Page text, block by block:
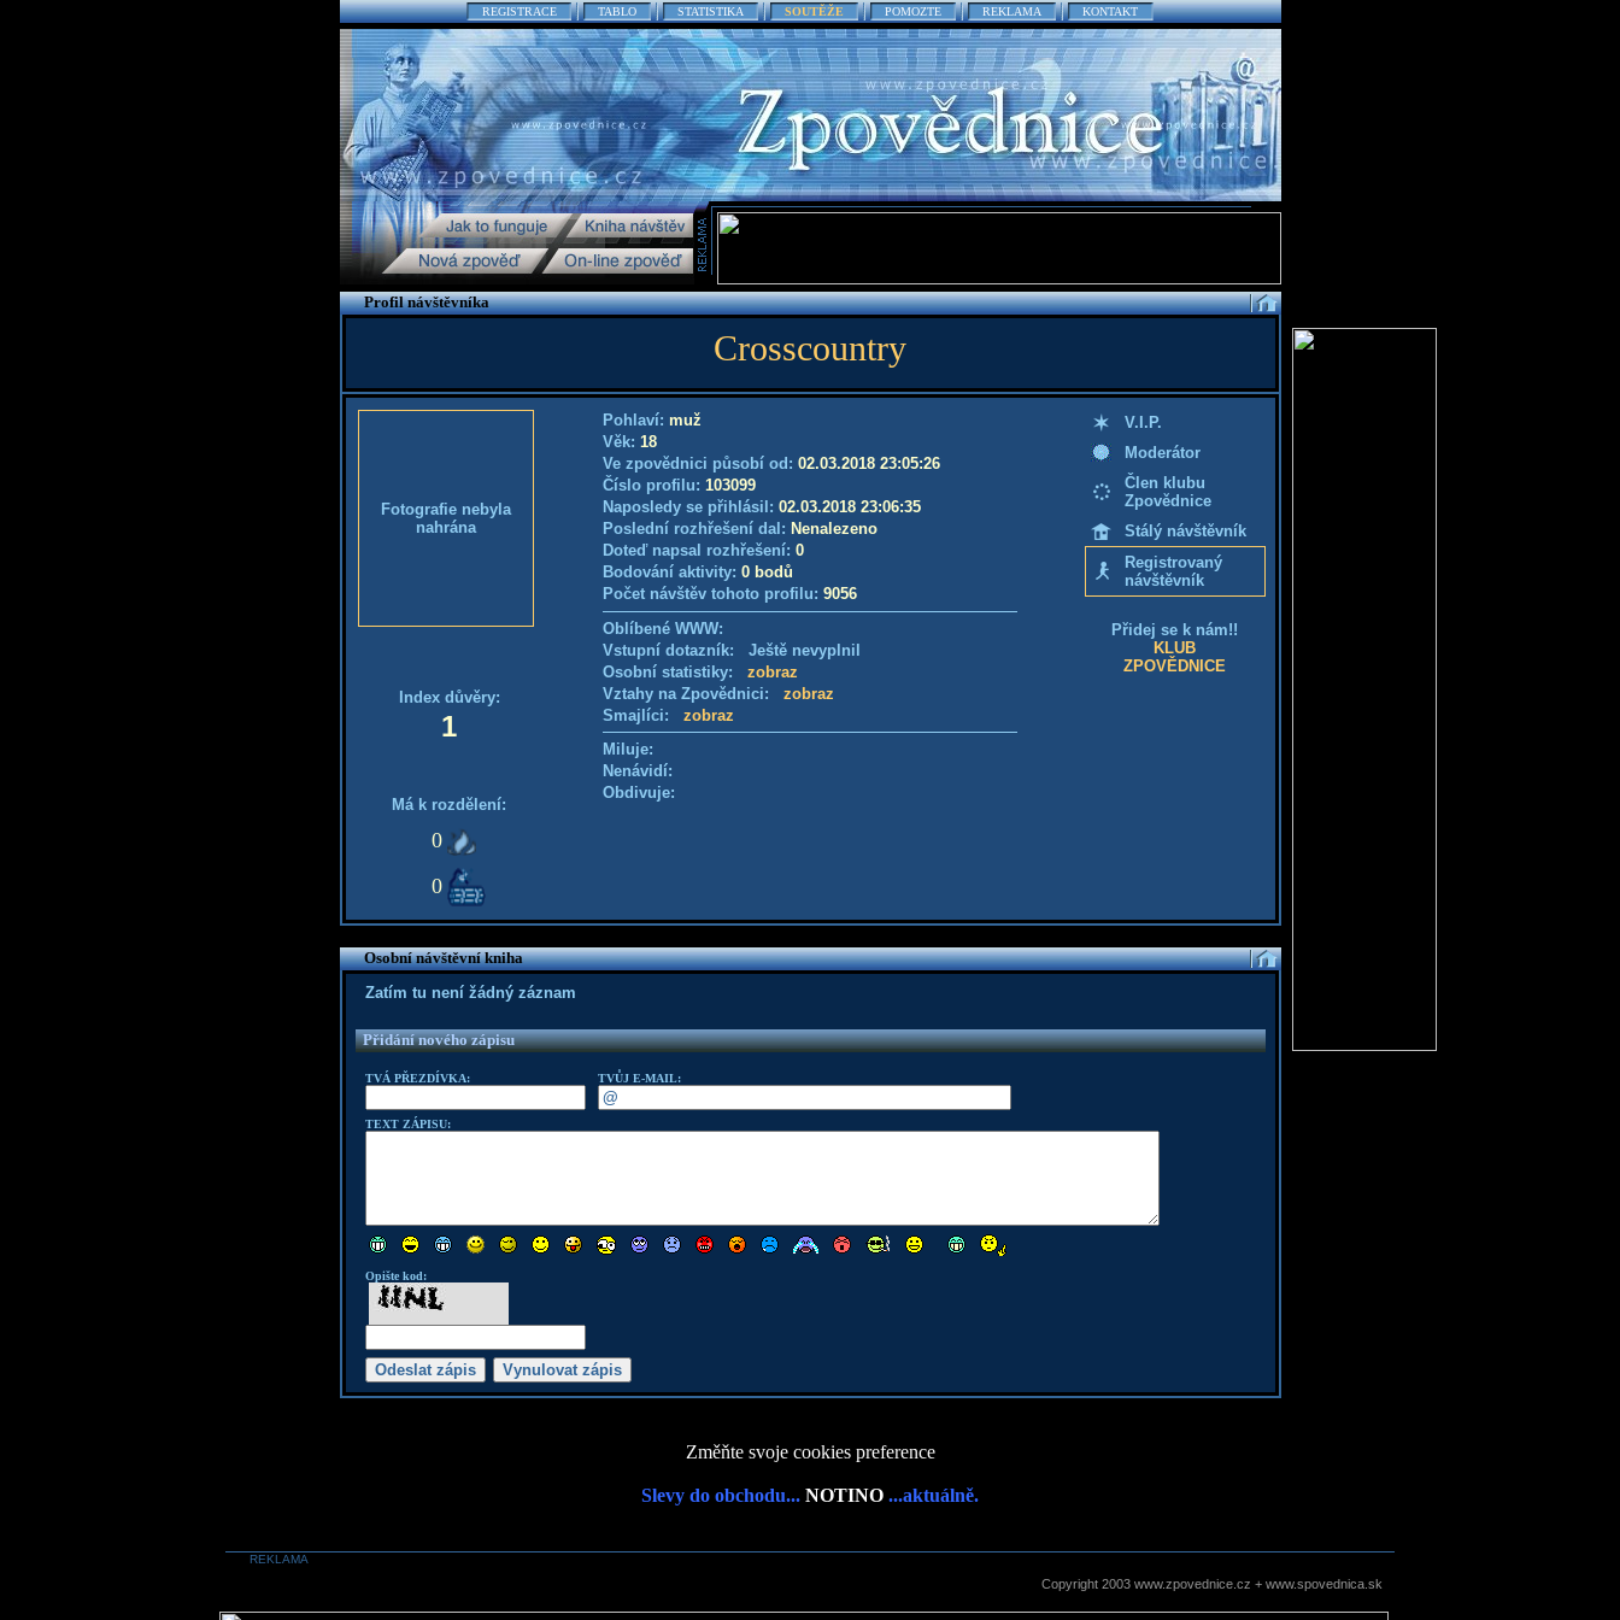
REGISTRACE TABLO STATISTIKA SOUTĚŽE POMOZTE REKLAMA KONTAKT
Profil návštěvníka
Crosscountry
Fotografie nebyla
nahrána
Index důvěry:
1
Má k rozdělení:
0
0
Pohlaví: muž
Věk: 18
Ve zpovědnici působí od: 02.03.2018 23:05:26
Číslo profilu: 103099
Naposledy se přihlásil: 02.03.2018 23:06:35
Poslední rozhřešení dal: Nenalezeno
Doteď napsal rozhřešení: 0
Bodování aktivity: 0 bodů
Počet návštěv tohoto profilu: 9056
Oblíbené WWW:
Vstupní dotazník: Ještě nevyplnil
Osobní statistiky: zobraz
Vztahy na Zpovědnici: zobraz
Smajlíci: zobraz
Miluje:
Nenávidí:
Obdivuje:
V.I.P.
Moderátor
Člen klubu
Zpovědnice
Stálý návštěvník
Registrovaný
návštěvník
Přidej se k nám!!
KLUB
ZPOVĚDNICE
Osobní návštěvní kniha
Zatím tu není žádný záznam
Přidání nového zápisu
TVÁ PŘEZDÍVKA: TVŮJ E-MAIL:
TEXT ZÁPISU:
Opište kod:
Změňte svoje cookies preference
Slevy do obchodu... NOTINO ...aktuálně.
REKLAMA
Copyright 2003 www.zpovednice.cz + www.spovednica.sk